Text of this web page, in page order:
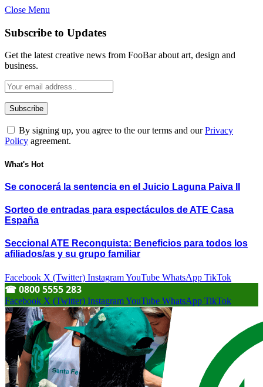
Close Menu
Subscribe to Updates
Get the latest creative news from FooBar about art, design and
business.
By signing up, you agree to the our terms and ourPrivacy
Policy agreement.
What's Hot
Se conocerá la sentencia en el Juicio Laguna Paiva II
Sorteo de entradas para espectáculos de ATE Casa
España
Seccional ATE Reconquista: Beneficios para todos los
afiliados/as y su grupo familiar
Facebook X (Twitter) InstagramYouTube WhatsApp TikTok
☎︎ 0800 5555 283
Facebook X (Twitter) InstagramYouTube WhatsApp TikTok